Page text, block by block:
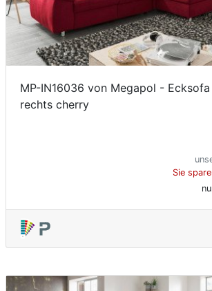
MP-IN16036 von Megapol -
rechts cherry
Sie